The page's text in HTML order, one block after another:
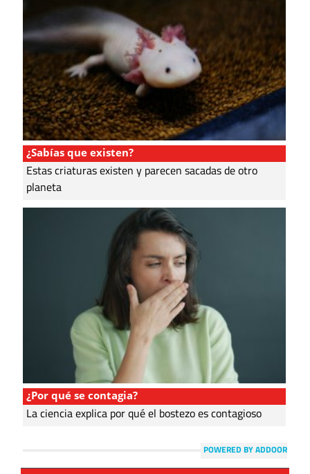
¿Sabías que existen?
Estas criaturas existen y parecen sacadas de otro
planeta
¿Por qué se contagia?
La ciencia explica por qué el bostezo es contagioso
POWERED BY ADDOOR